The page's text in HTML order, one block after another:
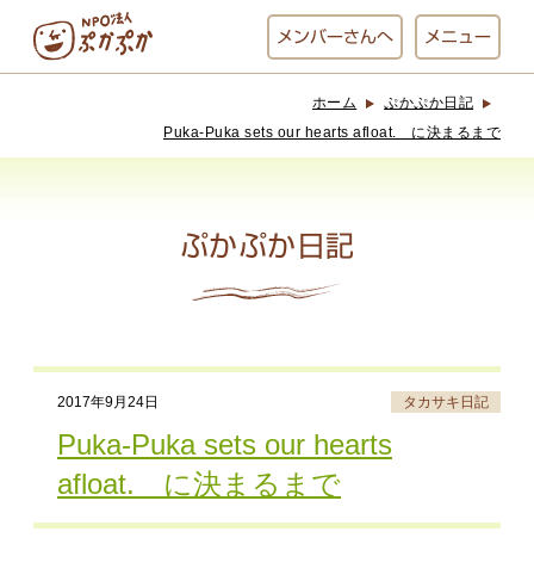
メンバーさんへ メニュー
ぷかぷか
お休み中
アート屋
わんど
でんぱた
ぷかぷかさんと
ホーム
ぷかぷか日記
Puka-Puka sets our hearts afloat. に決まるまで
ぷかぷか日記
2017年9月24日 タカサキ日記
Puka-Puka sets our hearts
afloat. に決まるまで